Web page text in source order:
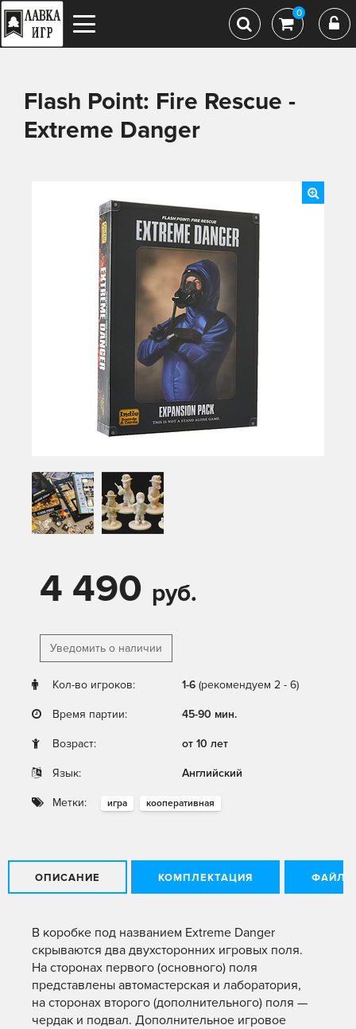
0
Flash Point: Fire Rescue -
Extreme Danger
4 490 руб.
Уведомить о наличии
Кол-во игроков: 1-6 (рекомендуем 2 - 6)
Время партии: 45-90 мин.
Возраст: от 10 лет
Язык: Английский
Метки: игра кооперативная
ОПИСАНИЕ КОМПЛЕКТАЦИЯ ФАЙЛЫ
В коробке под названием Extreme Danger
скрываются два двухсторонних игровых поля.
На сторонах первого (основного) поля
представлены автомастерская и лаборатория,
на сторонах второго (дополнительного) поля —
чердак и подвал. Дополнительное игровое